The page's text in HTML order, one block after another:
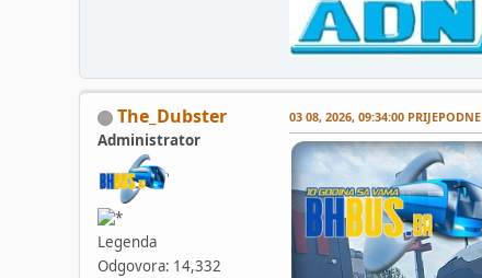
The_Dubster
Administrator
Legenda
Odgovora: 14,332
03 08, 2026, 09:34:00 PRIJEPODNE